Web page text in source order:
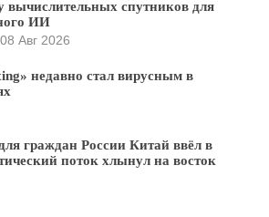
вычислительных спутников для
ИИ
08 Авг 2026
недавно стал вирусным в
граждан России Китай ввёл в
поток хлынул на восток